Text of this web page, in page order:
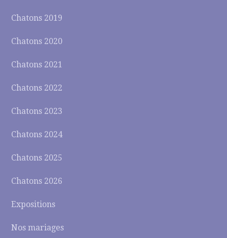
Chatons 2019
Chatons 2020
Chatons 2021
Chatons 2022
Chatons 2023
Chatons 2024
Chatons 2025
Chatons 2026
Expositions
Nos mariages